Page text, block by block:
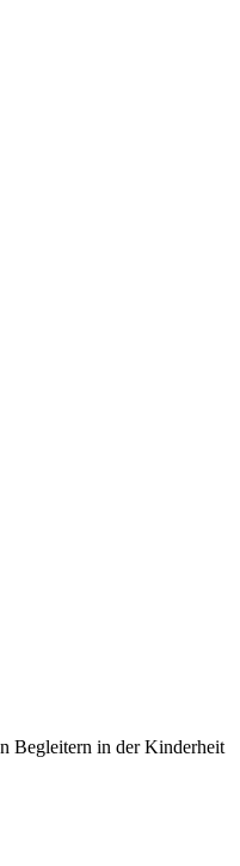
Begleitern in der Kinderheit